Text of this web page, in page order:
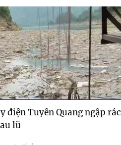
điện Tuyên Quang ngập rác
lũ